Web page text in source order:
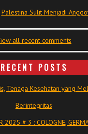
Palestina Sulit Menjadi
all recent comments
RECENT POSTS
Tenaga Kesehatan yang
Berintegritas
2025 # 3 : COLOGNE,